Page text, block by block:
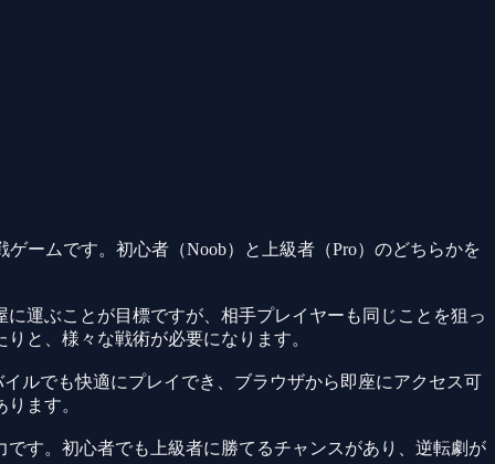
ームです。初心者（Noob）と上級者（Pro）のどちらかを
運ぶことが目標ですが、相手プレイヤーも同じことを狙っ
と、様々な戦術が必要になります。
ルでも快適にプレイでき、ブラウザから即座にアクセス可
ます。
す。初心者でも上級者に勝てるチャンスがあり、逆転劇が